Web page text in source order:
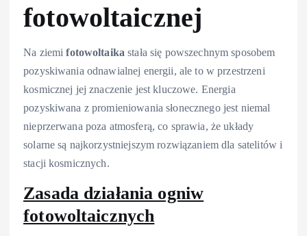
fotowoltaicznej
Na ziemifotowoltaika stała się powszechnym sposobem
pozyskiwania odnawialnej energii, ale to w przestrzeni
kosmicznej jej znaczenie jest kluczowe. Energia
pozyskiwana z promieniowania słonecznego jest niemal
nieprzerwana poza atmosferą, co sprawia, że układy
solarne są najkorzystniejszym rozwiązaniem dla satelitów i
stacji kosmicznych.
Zasada działania ogniw
fotowoltaicznych